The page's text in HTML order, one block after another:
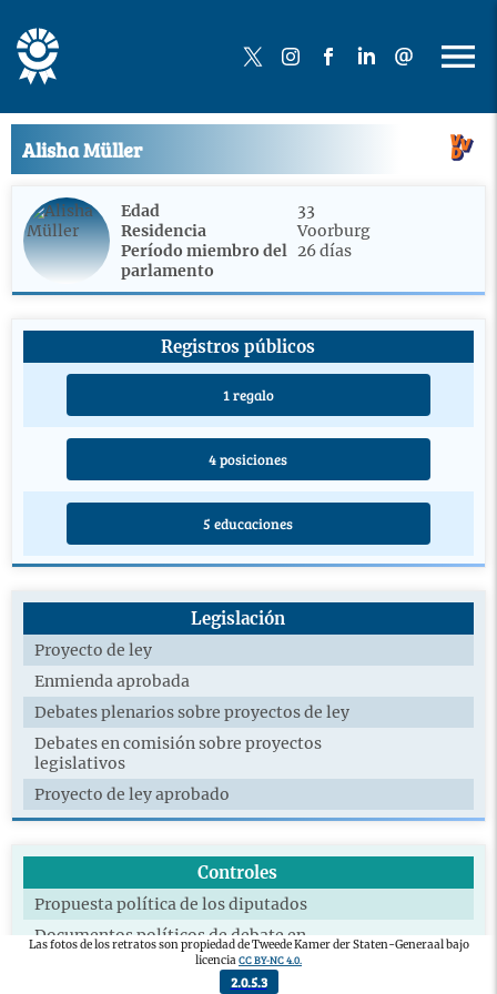
Alisha Müller
Edad
33
Residencia
Voorburg
Período miembro del
parlamento
26 días
Registros públicos
1 regalo
4 posiciones
5 educaciones
Legislación
Proyecto de ley
Enmienda aprobada
Debates plenarios sobre proyectos de ley
Debates en comisión sobre proyectos
legislativos
Proyecto de ley aprobado
Controles
Propuesta política de los diputados
Documentos políticos de debate en
comisión
Las fotos de los retratos son propiedad de Tweede Kamer der Staten-Generaal bajo
licenciaCC BY-NC 4.0.
2.0.5.3